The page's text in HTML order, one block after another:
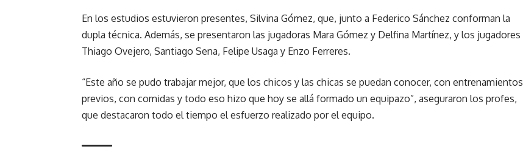
En los estudios estuvieron presentes, Silvina Gómez, que, junto a Federico Sánchez conforman la
dupla técnica. Además, se presentaron las jugadoras Mara Gómez y Delfina Martínez, y los jugadores
Thiago Ovejero, Santiago Sena, Felipe Usaga y Enzo Ferreres.
“Este año se pudo trabajar mejor, que los chicos y las chicas se puedan conocer, con entrenamientos
previos, con comidas y todo eso hizo que hoy se allá formado un equipazo”, aseguraron los profes,
que destacaron todo el tiempo el esfuerzo realizado por el equipo.